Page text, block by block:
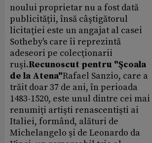
noului proprietar nu a fost dată
publicităţii, însă câştigătorul
licitaţiei este un angajat al casei
Sotheby's care îi reprezintă
adeseori pe colecţionarii
ruşi.Recunoscut pentru "Şcoala
de la Atena"Rafael Sanzio, care a
trăit doar 37 de ani, în perioada
1483-1520, este unul dintre cei mai
renumiţi artişti renascentişti ai
Italiei, formând, alături de
Michelangelo şi de Leonardo da